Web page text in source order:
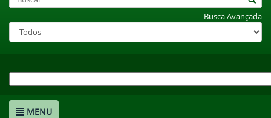
Busca Avançada
MENU